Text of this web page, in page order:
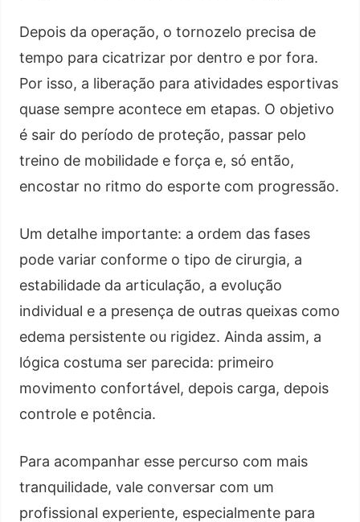
Depois da operação, o tornozelo precisa de
tempo para cicatrizar por dentro e por fora.
Por isso, a liberação para atividades esportivas
quase sempre acontece em etapas. O objetivo
é sair do período de proteção, passar pelo
treino de mobilidade e força e, só então,
encostar no ritmo do esporte com progressão.
Um detalhe importante: a ordem das fases
pode variar conforme o tipo de cirurgia, a
estabilidade da articulação, a evolução
individual e a presença de outras queixas como
edema persistente ou rigidez. Ainda assim, a
lógica costuma ser parecida: primeiro
movimento confortável, depois carga, depois
controle e potência.
Para acompanhar esse percurso com mais
tranquilidade, vale conversar com um
profissional experiente, especialmente para